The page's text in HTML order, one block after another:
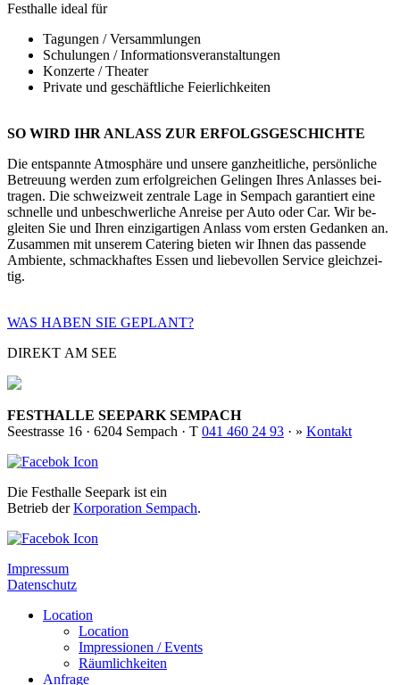
Fest­hal­le ideal für
Ta­gun­gen / Ver­samm­lun­gen
Schu­lun­gen / In­for­ma­ti­ons­ver­an­stal­tun­gen
Kon­zer­te / Thea­ter
Pri­va­te und ge­schäft­li­che Fei­er­lich­kei­ten
SO WIRD IHR AN­LASS ZUR ER­FOLGS­GE­SCHICH­TE
Die ent­spann­te At­mo­sphä­re und un­se­re ganz­heit­li­che, per­sön­li­che
Be­treu­ung wer­den zum er­folg­rei­chen Ge­lin­gen Ihres An­las­ses bei­
tra­gen. Die schweiz­weit zen­tra­le Lage in Sem­pach ga­ran­tiert eine
schnel­le und un­be­schwer­li­che An­rei­se per Auto oder Car. Wir be­
glei­ten Sie und Ihren ein­zig­ar­ti­gen An­lass vom ers­ten Ge­dan­ken an.
Zu­sam­men mit un­se­rem Ca­te­ring bie­ten wir Ihnen das pas­sen­de
Am­bi­en­te, schmack­haf­tes Essen und lie­be­vol­len Ser­vice gleich­zei­
tig.
WAS HABEN SIE GE­PLANT?
DIREKT AM SEE
FESTHALLE SEEPARK SEMPACH
Seestrasse 16 · 6204 Sempach · T 041 460 24 93 · » Kontakt
Die Festhalle Seepark ist ein
Betrieb derKorporation Sempach.
Impressum
Datenschutz
Location
Location
Impressionen / Events
Räumlichkeiten
Anfrage